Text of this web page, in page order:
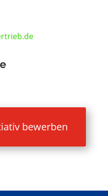
bewerben